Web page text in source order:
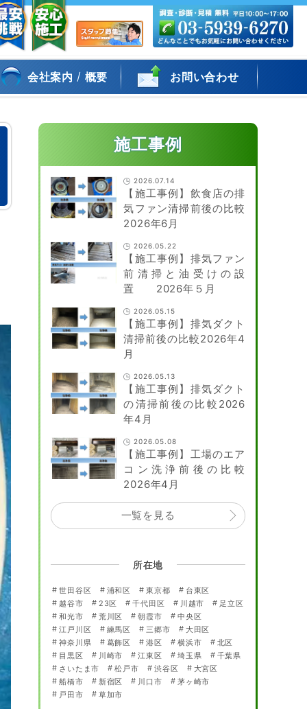
会社案内 / 概要 お問い合わせ
施工事例
2026.07.14
【施工事例】飲食店の排
気ファン清掃前後の比較
2026年6月
2026.05.22
【施工事例】排気ファン
前清掃と油受けの設
置 2026年５月
2026.05.15
【施工事例】排気ダクト
清掃前後の比較2026年4
月
2026.05.13
【施工事例】排気ダクト
の清掃前後の比較2026
年4月
2026.05.08
【施工事例】工場のエア
コン洗浄前後の比較
2026年4月
一覧を見る
所在地
世田谷区 浦和区 東京都
台東区
越谷市
23区 千代田区 川越市
足立区
和光市
荒川区 朝霞市
中央区
江戸川区
練馬区 三郷市
大田区
神奈川県
葛飾区 港区 横浜市
北区
目黒区
川崎市 江東区 埼玉県
千葉県
さいたま市
松戸市 渋谷区
大宮区
船橋市
新宿区 川口市
茅ヶ崎市
戸田市
草加市